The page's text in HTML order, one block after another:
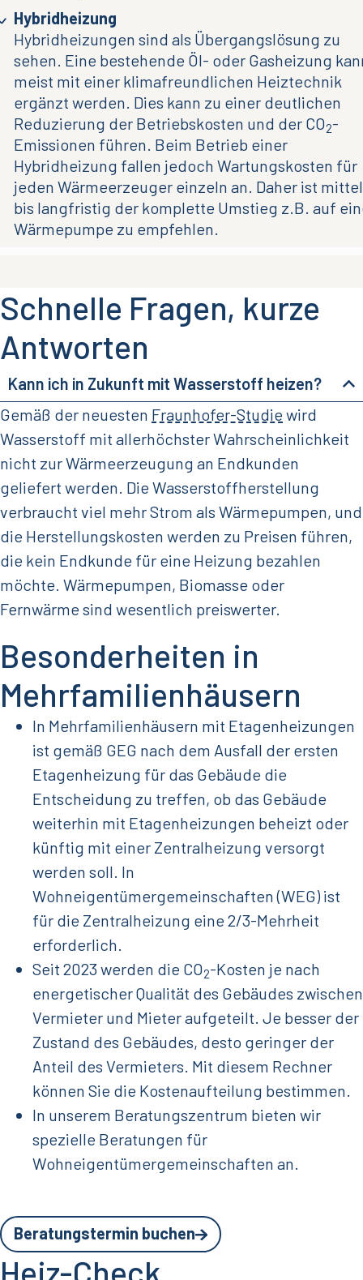
Hybridheizung
Hybridheizungen sind als Übergangslösung zu
sehen. Eine bestehende Öl- oder Gasheizung
meist mit einer klimafreundlichen Heiztechnik
ergänzt werden. Dies kann zu einer deutlichen
Reduzierung der Betriebskosten und der CO2-
Emissionen führen. Beim Betrieb einer
Hybridheizung fallen jedoch Wartungskosten für
jeden Wärmeerzeuger einzeln an. Daher ist
bis langfristig der komplette Umstieg z.B. auf
Wärmepumpe zu empfehlen.
Schnelle Fragen, kurze
Antworten
Kann ich in Zukunft mit Wasserstoff heizen?
Gemäß der neuesten Fraunhofer-Studiewird
Wasserstoff mit allerhöchster Wahrscheinlichkeit
nicht zur Wärmeerzeugung an Endkunden
geliefert werden. Die Wasserstoffherstellung
verbraucht viel mehr Strom als Wärmepumpen, und
die Herstellungskosten werden zu Preisen führen,
die kein Endkunde für eine Heizung bezahlen
möchte. Wärmepumpen, Biomasse oder
Fernwärme sind wesentlich preiswerter.
Besonderheiten in
Mehrfamilienhäusern
In Mehrfamilienhäusern mit Etagenheizungen
ist gemäß GEG nach dem Ausfall der ersten
Etagenheizung für das Gebäude die
Entscheidung zu treffen, ob das Gebäude
weiterhin mit Etagenheizungen beheizt oder
künftig mit einer Zentralheizung versorgt
werden soll. In
Wohneigentümergemeinschaften (WEG) ist
für die Zentralheizung eine 2/3-Mehrheit
erforderlich.
Seit 2023 werden die CO2-Kosten je nach
energetischer Qualität des Gebäudes zwischen
Vermieter und Mieter aufgeteilt. Je besser der
Zustand des Gebäudes, desto geringer der
Anteil des Vermieters. Mit diesem Rechner
können Sie die Kostenaufteilung bestimmen.
In unserem Beratungszentrum bieten wir
spezielle Beratungen für
Wohneigentümergemeinschaften an.
Beratungstermin buchen
Heiz-Check